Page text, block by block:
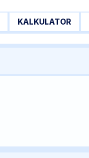
KALKULATOR